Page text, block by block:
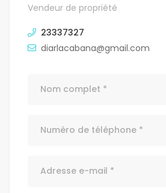
Vendeur de propriété
23337327
diarlacabana@gmail.com